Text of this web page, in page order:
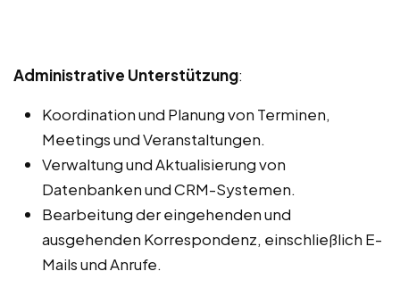
Administrative Unterstützung:
Koordination und Planung von Terminen,
Meetings und Veranstaltungen.
Verwaltung und Aktualisierung von
Datenbanken und CRM-Systemen.
Bearbeitung der eingehenden und
ausgehenden Korrespondenz, einschließlich E-
Mails und Anrufe.